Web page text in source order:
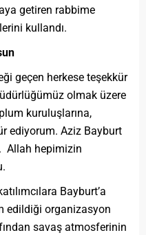
getiren rabbime
kullandı.
geçen herkese teşekkür
olmak üzere
kuruluşlarına,
ediyorum. Aziz Bayburt
Allah hepimizin
Bayburt’a
edildiği organizasyon
savaş atmosferinin